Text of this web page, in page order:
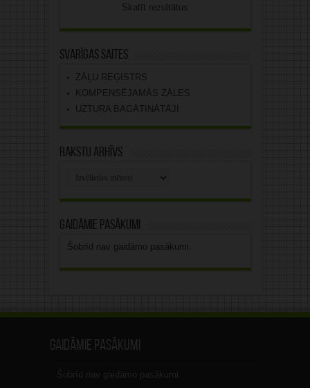
Skatīt rezultātus
Svarīgas saites
ZĀĻU REĢISTRS
KOMPENSĒJAMĀS ZĀLES
UZTURA BAGĀTINĀTĀJI
Rakstu arhīvs
Gaidāmie pasākumi
Šobrīd nav gaidāmo pasākumi.
Gaidāmie pasākumi
Šobrīd nav gaidāmo pasākumi.